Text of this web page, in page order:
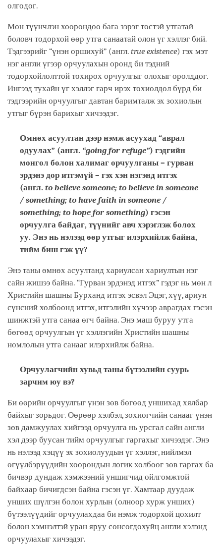
олгодог.
Мөн түүнчлэн хоорондоо бага зэрэг төстэй утгатай
боловч тодорхой өөр утга санаатай олон үг хэллэг бий.
Тэдгээрийг “үнэн оршихуй” (англ. true existence) гэх мэт
нэг англи үгээр орчуулахын оронд би тэдний
тодорхойлолттой тохирох орчуулгыг олохыг оролддог.
Ингээд тухайн үг хэллэг гарч ирэх тохиолдол бүрд би
тэдгээрийн орчуулгыг давтан баримталж эх зохиолын
утгыг бүрэн барихыг хичээдэг.
Өмнөх асуултан дээр нэмж асуухад “аврал
одуулах” (англ. “going for refuge”) гэдгийн
монгол болон халимаг орчуулганы – гурван
эрдэнэ дор итгэмүй – гэх хэн нэгэнд итгэх
(англ. to believe someone; to believe in someone
/ something; to have faith in someone /
something; to hope for something) гэсэн
орчуулга байдаг, түүнийг авч хэрэглэж болох
уу. Энэ нь нэлээд өөр утгыг илэрхийлж байна,
тийм биш гэж үү?
Энэ таны өмнөх асуултанд хариулсан хариултын нэг
сайн жишээ байна. “Гурван эрдэнэд итгэх” гэдэг нь мөн л
Христийн шашны Бурханд итгэх эсвэл Эцэг, хүү, ариун
сүнсний холбоонд итгэх, итгэлийн хүчээр аврагдах гэсэн
шинжтэй утга санаа өгч байна. Энэ маш буруу утга
бөгөөд орчуулгын үг хэллэгийн Христийн шашны
номлолын утга санааг илэрхийлж байна.
Орчуулагчийн хувьд таны бүтээлийн суурь
зарчим юу вэ?
Би өөрийн орчуулгыг үнэн зөв бөгөөд уншихад хялбар
байхыг зорьдог. Өөрөөр хэлбэл, зохиогчийн санааг үнэн
зөв дамжуулах хийгээд орчуулга нь урсгал сайн англи
хэл дээр буусан тийм орчуулгыг гаргахыг хичээдэг. Энэ
нь нэлээд хэцүү эх зохиолуудын үг хэллэг, нийлмэл
өгүүлбэрүүдийн хоорондын логик холбоог зөв гаргах ба
бичвэр дундаж хэмжээний уншигчид ойлгомжтой
байхаар бичигдсэн байна гэсэн үг. Хамтаар дуудаж
унших шүлгэн болон хурлын (олноор хурж унших)
бүтээлүүдийг орчуулахдаа би нэмж тодорхой цохилт
болон хэмнэлтэй уран яруу сонсогдохуйц англи хэлэнд
орчуулахыг хичээдэг.